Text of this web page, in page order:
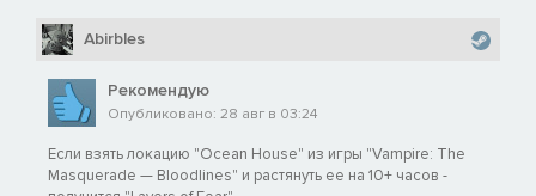
Abirbles
Рекомендую
Опубликовано: 28 авг в 03:24
Если взять локацию "Ocean House" из игры "Vampire: The
Masquerade — Bloodlines" и растянуть ее на 10+ часов -